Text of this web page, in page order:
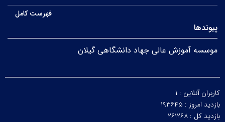
فهرست کامل
پیوندها
موسسه آموزش عالی جهاد دانشگاهی گیلان
کاربران آنلاین : ۱
بازدید امروز : ۱۹۳۶۴۵
بازدید کل : ۲۶۱۲۶۸